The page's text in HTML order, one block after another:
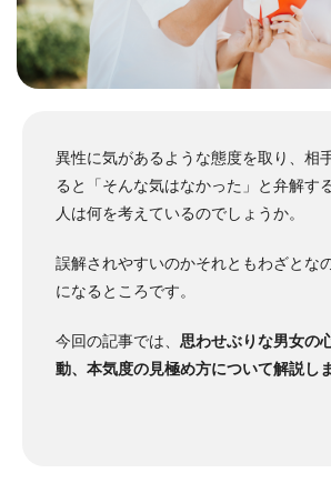
異性に気があるような態度を取り、相
ると「そんな気はなかった」と弁解す
人は何を考えているのでしょうか。
誤解されやすいのかそれともわざとな
になるところです。
今回の記事では、 思わせぶりな男女の
動、本気度の見極め方について解説し